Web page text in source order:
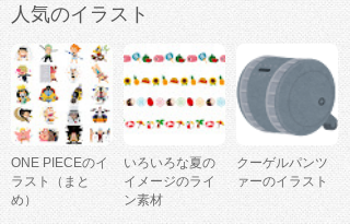
人気のイラスト
ONE PIECEのイ
ラスト（まと
め）
いろいろな夏の
イメージのライ
ン素材
クーゲルパンツ
ァーのイラスト